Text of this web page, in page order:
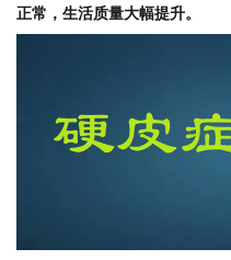
正常，生活质量大幅提升。